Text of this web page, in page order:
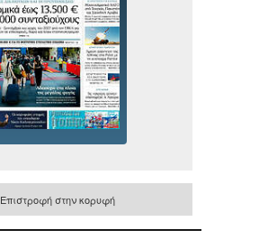
Επιστροφή στην κορυφή